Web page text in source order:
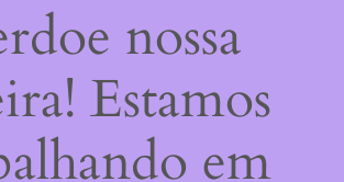
nossa
Estamos
em